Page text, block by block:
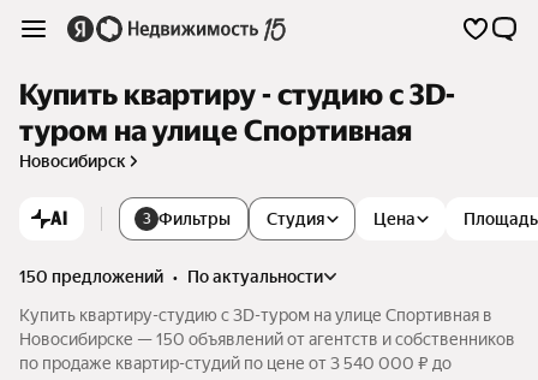
Купить квартиру - студию c 3D-
туром на улице Спортивная
Новосибирск
AI 3 Фильтры Студия Цена Площадь
150 предложений •
по актуальности
Купить квартиру-студию c 3D-туром на улице Спортивная в
Новосибирске — 150 объявлений от агентств и собственников
по продаже квартир-студий по цене от 3 540 000 ₽ до